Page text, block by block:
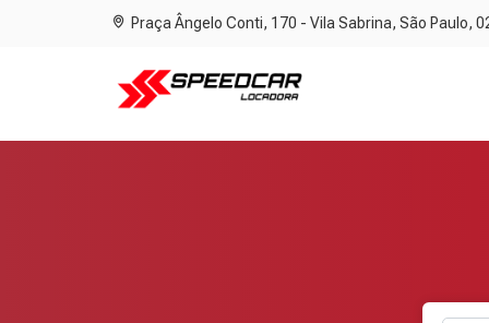
Praça Ângelo Conti, 170 - Vila Sabrina, São Paulo,